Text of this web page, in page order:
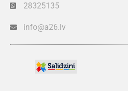
28325135
info@a26.lv